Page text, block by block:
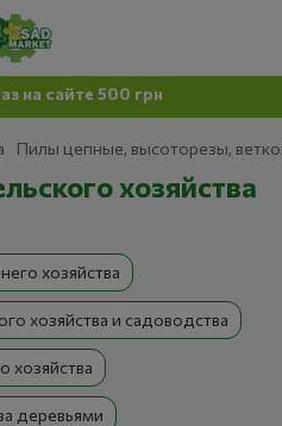
500 грн
Пилы цепные, высоторезы,
хозяйства
хозяйства
хозяйства и садоводства
хозяйства
деревьями